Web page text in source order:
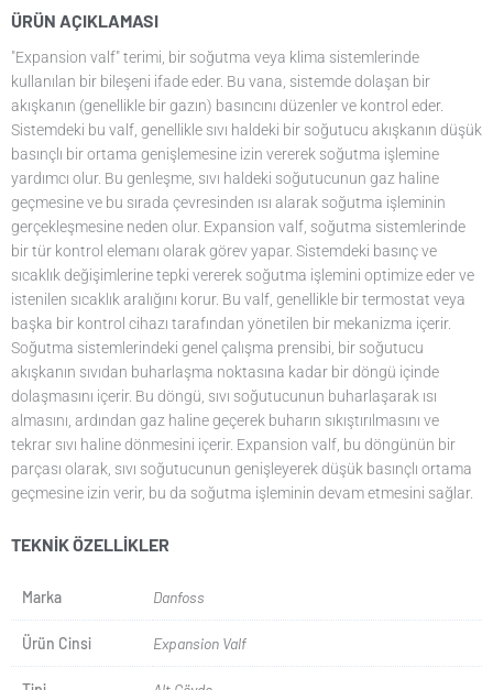
ÜRÜN AÇIKLAMASI
"Expansion valf" terimi, bir soğutma veya klima sistemlerinde
kullanılan bir bileşeni ifade eder. Bu vana, sistemde dolaşan bir
akışkanın (genellikle bir gazın) basıncını düzenler ve kontrol eder.
Sistemdeki bu valf, genellikle sıvı haldeki bir soğutucu akışkanın düşük
basınçlı bir ortama genişlemesine izin vererek soğutma işlemine
yardımcı olur. Bu genleşme, sıvı haldeki soğutucunun gaz haline
geçmesine ve bu sırada çevresinden ısı alarak soğutma işleminin
gerçekleşmesine neden olur. Expansion valf, soğutma sistemlerinde
bir tür kontrol elemanı olarak görev yapar. Sistemdeki basınç ve
sıcaklık değişimlerine tepki vererek soğutma işlemini optimize eder ve
istenilen sıcaklık aralığını korur. Bu valf, genellikle bir termostat veya
başka bir kontrol cihazı tarafından yönetilen bir mekanizma içerir.
Soğutma sistemlerindeki genel çalışma prensibi, bir soğutucu
akışkanın sıvıdan buharlaşma noktasına kadar bir döngü içinde
dolaşmasını içerir. Bu döngü, sıvı soğutucunun buharlaşarak ısı
almasını, ardından gaz haline geçerek buharın sıkıştırılmasını ve
tekrar sıvı haline dönmesini içerir. Expansion valf, bu döngünün bir
parçası olarak, sıvı soğutucunun genişleyerek düşük basınçlı ortama
geçmesine izin verir, bu da soğutma işleminin devam etmesini sağlar.
TEKNIK ÖZELLIKLER
Marka Danfoss
Ürün Cinsi Expansion Valf